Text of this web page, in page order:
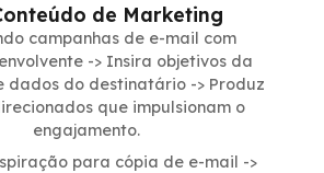
de Marketing
campanhas de e-mail com
-> Insira objetivos da
dados do destinatário -> Produz
que impulsionam o
engajamento.
para cópia de e-mail ->